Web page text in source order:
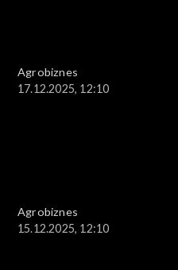
Agrobiznes
17.12.2025, 12:10
Agrobiznes
15.12.2025, 12:10